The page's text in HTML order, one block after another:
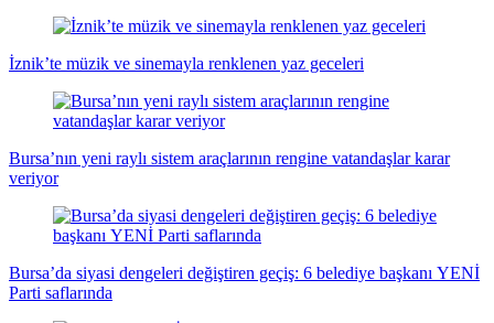
İznik’te müzik ve sinemayla renklenen yaz geceleri
Bursa’nın yeni raylı sistem araçlarının rengine vatandaşlar karar
veriyor
Bursa’da siyasi dengeleri değiştiren geçiş: 6 belediye başkanı YENİ
Parti saflarında